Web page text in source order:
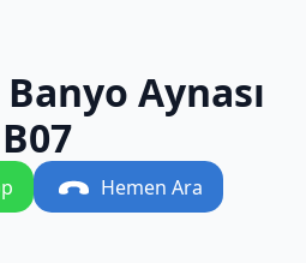
Aynası
B07
Hemen Ara